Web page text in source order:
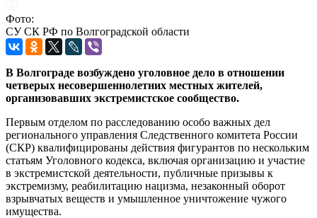
Фото:
СУ СК РФ по Волгоградской области
В Волгограде возбуждено уголовное дело в отношении
четверых несовершеннолетних местных жителей,
организовавших экстремистское сообщество.
Первым отделом по расследованию особо важных дел
регионального управления Следственного комитета России
(СКР) квалифицированы действия фигурантов по нескольким
статьям Уголовного кодекса, включая организацию и участие
в экстремистской деятельности, публичные призывы к
экстремизму, реабилитацию нацизма, незаконный оборот
взрывчатых веществ и умышленное уничтожение чужого
имущества.